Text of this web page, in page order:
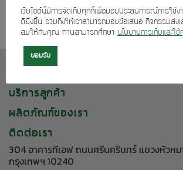
Next →
บริการลูกค้า
ผลิตภัณฑ์ของเรา
ติดต่อเรา
304 อาคารทีเอฟ ถนนศรีนครินทร์ แขวงหัวหม
กรุงเทพฯ 10240
เว็บไซต์นี้มีการจัดเก็บคุกกี้เพื่อมอบประสบการณ์การใช้
ดียิ่งขึ้น รวมถึงให้เราสามารถมอบข้อเสนอ กิจกรรมส่งเ
สมให้กับคุณ ท่านสามารถศึกษา นโยบายการเก็บและใช้
ยอมรับ